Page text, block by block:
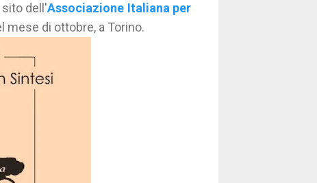
sito dell'Associazione Italiana per
mese di ottobre, a Torino.